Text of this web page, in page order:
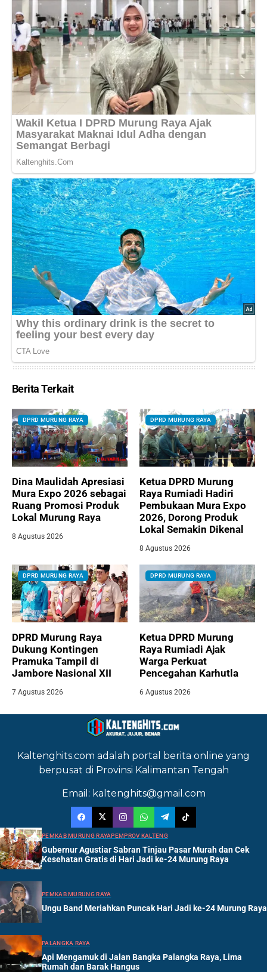
Berita Terkait
DPRD MURUNG RAYA
Dina Maulidah Apresiasi
Mura Expo 2026 sebagai
Ruang Promosi Produk
Lokal Murung Raya
8 Agustus 2026
DPRD MURUNG RAYA
Ketua DPRD Murung
Raya Rumiadi Hadiri
Pembukaan Mura Expo
2026, Dorong Produk
Lokal Semakin Dikenal
8 Agustus 2026
DPRD MURUNG RAYA
DPRD Murung Raya
Dukung Kontingen
Pramuka Tampil di
Jambore Nasional XII
7 Agustus 2026
DPRD MURUNG RAYA
Ketua DPRD Murung
Raya Rumiadi Ajak
Warga Perkuat
Pencegahan Karhutla
6 Agustus 2026
Kaltenghits.com adalah portal berita online yang
berpusat di Provinsi Kalimantan Tengah
Email: kaltenghits@gmail.com
PEMKAB MURUNG RAYAPEMPROV KALTENG
Gubernur Agustiar Sabran Tinjau Pasar Murah dan Cek
Kesehatan Gratis di Hari Jadi ke-24 Murung Raya
PEMKAB MURUNG RAYA
Ungu Band Meriahkan Puncak Hari Jadi ke-24 Murung Raya
PALANGKA RAYA
Api Mengamuk di Jalan Bangka Palangka Raya, Lima
Rumah dan Barak Hangus